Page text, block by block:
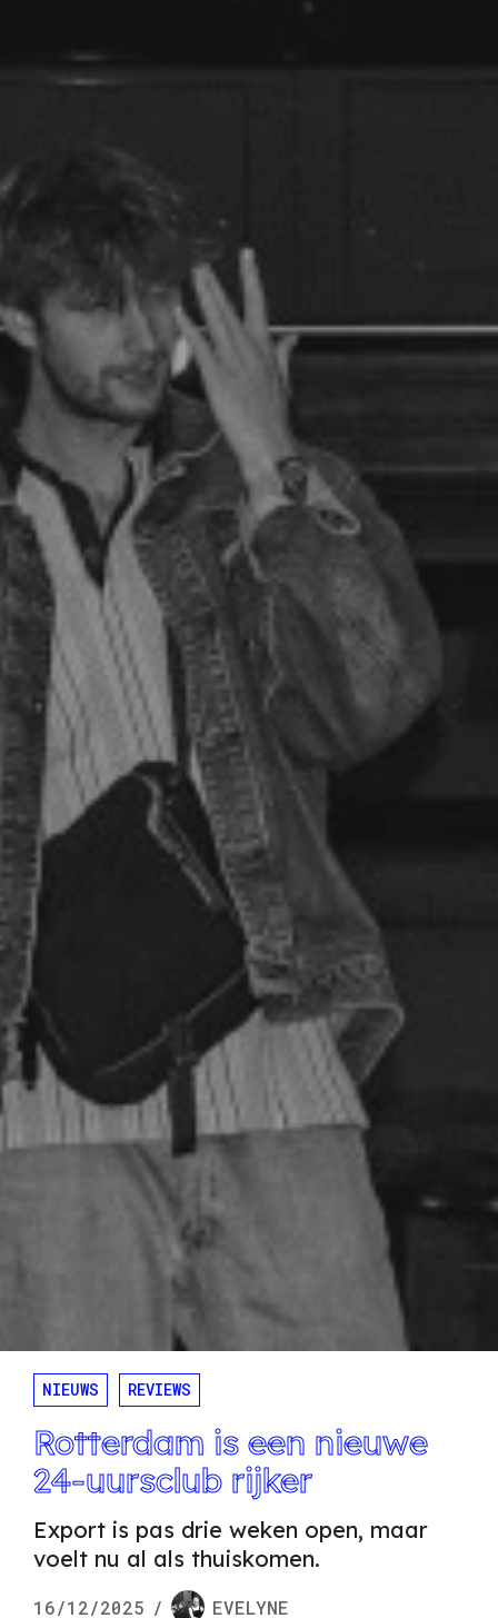
NIEUWS REVIEWS
Rotterdam is een nieuwe
24-uursclub rijker
Export is pas drie weken open, maar
voelt nu al als thuiskomen.
16/12/2025 / EVELYNE